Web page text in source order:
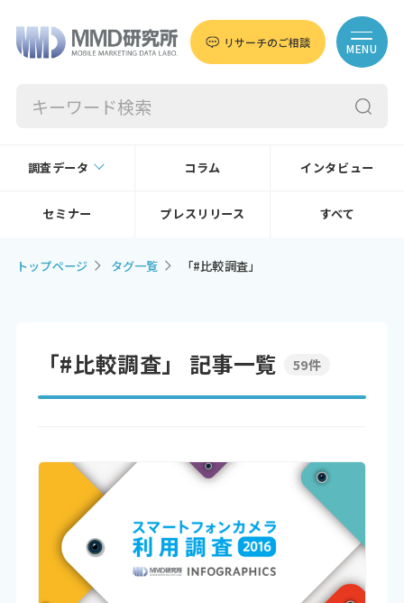
リサーチのご相談 MENU
調査データ コラム インタビュー
セミナー プレスリリース すべて
トップページ タグ一覧 「#比較調査」
「#比較調査」 記事一覧 59件